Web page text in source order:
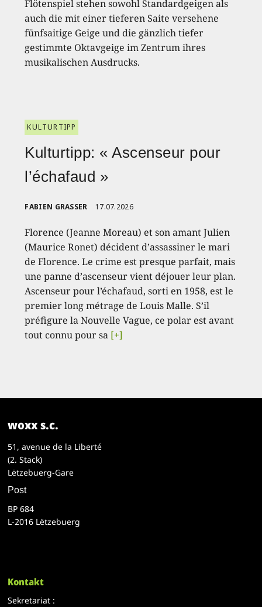
Flötenspiel stehen sowohl Standardgeigen als
auch die mit einer tieferen Saite versehene
fünfsaitige Geige und die gänzlich tiefer
gestimmte Oktavgeige im Zentrum ihres
musikalischen Ausdrucks.
KULTURTIPP
Kulturtipp: « Ascenseur pour
l’échafaud »
FABIEN GRASSER 17.07.2026
Florence (Jeanne Moreau) et son amant Julien
(Maurice Ronet) décident d’assassiner le mari
de Florence. Le crime est presque parfait, mais
une panne d’ascenseur vient déjouer leur plan.
Ascenseur pour l’échafaud, sorti en 1958, est le
premier long métrage de Louis Malle. S’il
préfigure la Nouvelle Vague, ce polar est avant
tout connu pour sa [+]
woxx s.c.
51, avenue de la Liberté
(2. Stack)
Lëtzebuerg-Gare
Post
BP 684
L-2016 Lëtzebuerg
Kontakt
Sekretariat :